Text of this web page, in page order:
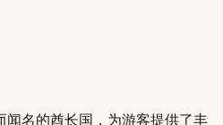
名的酋长国，为游客提供了丰